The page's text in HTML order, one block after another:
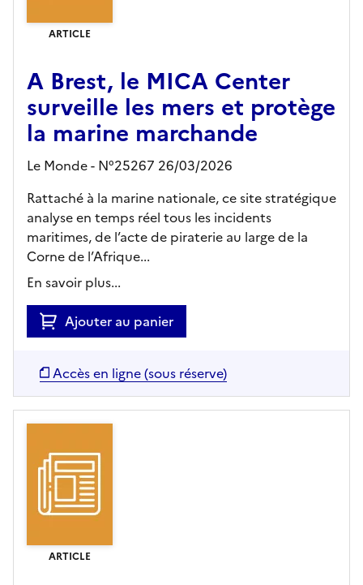
ARTICLE
A Brest, le MICA Center
surveille les mers et protège
la marine marchande
Le Monde - N°25267 26/03/2026
Rattaché à la marine nationale, ce site stratégique
analyse en temps réel tous les incidents
maritimes, de l’acte de piraterie au large de la
Corne de l’Afrique...
En savoir plus...
Ajouter au panier
Accès en ligne (sous réserve)
ARTICLE